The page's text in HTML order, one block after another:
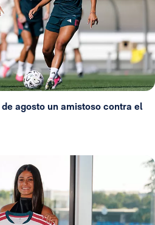
agosto un amistoso contra el